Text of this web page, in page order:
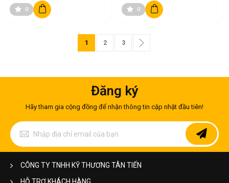
0 0
Bạn đang đọc trang
1 Trang
2 Trang
3
Đăng ký
Hãy tham gia cộng đồng để nhận thông tin cập nhật đầu tiên!
Đăng
ký
để
nhận
tin
CÔNG TY TNHH KỸ THƯƠNG TÂN TIẾN
HỖ TRỢ KHÁCH HÀNG